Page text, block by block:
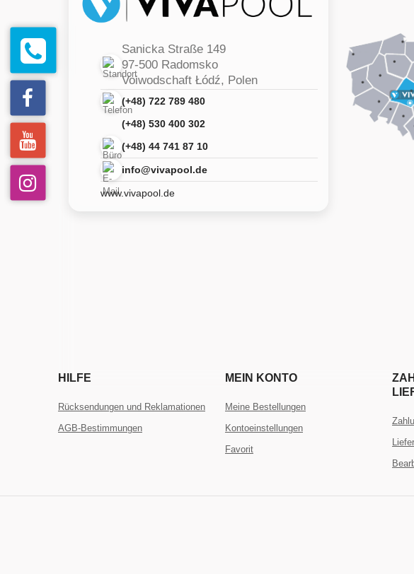
Sanicka Straße 149
97-500 Radomsko
Voiwodschaft Łódź, Polen
(+48) 722 789 480
(+48) 530 400 302
(+48) 44 741 87 10
info@vivapool.de
www.vivapool.de
HILFE
Rücksendungen und Reklamationen
AGB-Bestimmungen
MEIN KONTO
Meine Bestellungen
Kontoeinstellungen
Favorit